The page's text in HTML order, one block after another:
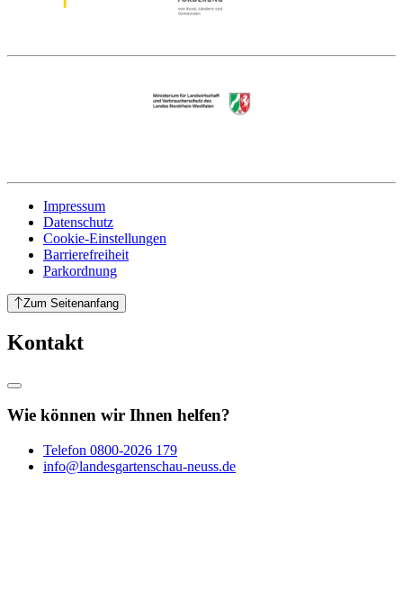
Impressum
Datenschutz
Cookie-Einstellungen
Barrierefreiheit
Parkordnung
Zum Seitenanfang
Kontakt
Wie können wir Ihnen helfen?
Telefon 0800-2026 179
info@landesgartenschau-neuss.de